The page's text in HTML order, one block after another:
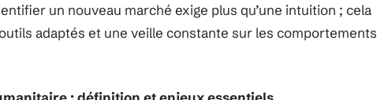
un nouveau marché exige plus qu’une intuition ; cela
adaptés et une veille constante sur les comportements